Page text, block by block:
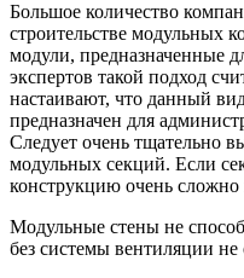
Большое количество
строительстве модульных
модули, предназначенные
экспертов такой подход
настаивают, что данный
предназначен для
Следует очень тщательно
модульных секций. Если
конструкцию очень сложно
Модульные стены не
без системы вентиляции не